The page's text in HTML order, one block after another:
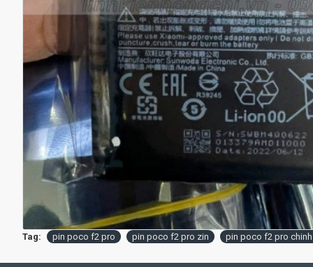
Tag: pin poco f2 pro pin poco f2 pro zin pin poco f2 pro chinh